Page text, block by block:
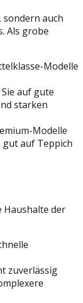
sondern auch
Als grobe
Modelle
auf gute
starken
Modelle
gut auf Teppich
Haushalte der
zuverlässig